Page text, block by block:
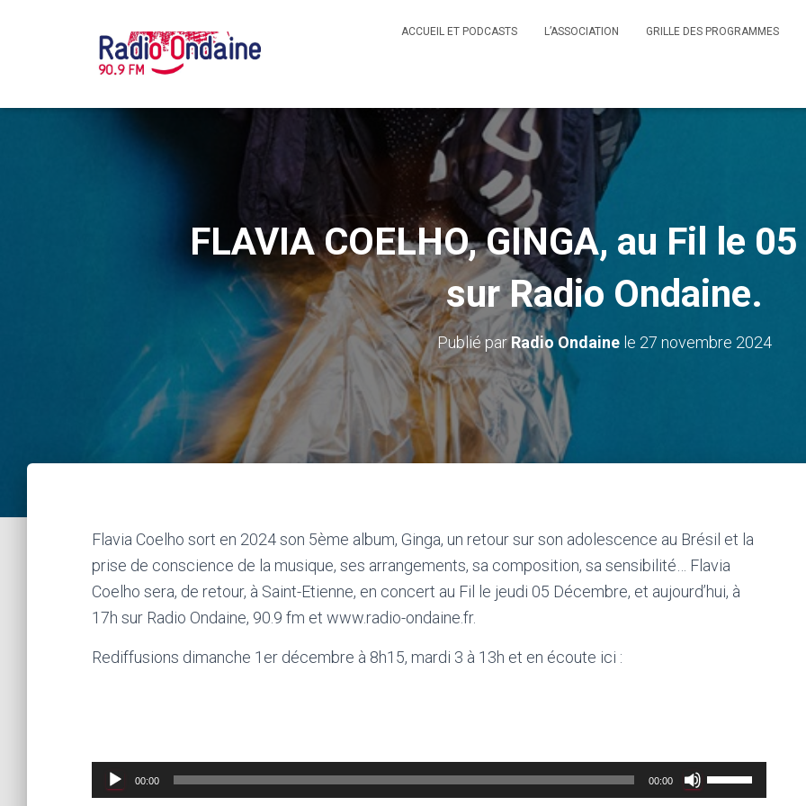
ACCUEIL ET PODCASTS L’ASSOCIATION GRILLE DES PROGRAMMES
FLAVIA COELHO, GINGA, au Fil le
sur Radio Ondaine.
Publié parRadio Ondaine le 27 novembre 2024
Flavia Coelho sort en 2024 son 5ème album, Ginga, un retour sur son adolescence au Brésil et la
prise de conscience de la musique, ses arrangements, sa composition, sa sensibilité… Flavia
Coelho sera, de retour, à Saint-Etienne, en concert au Fil le jeudi 05 Décembre, et aujourd’hui, à
17h sur Radio Ondaine, 90.9 fm et www.radio-ondaine.fr.
Rediffusions dimanche 1er décembre à 8h15, mardi 3 à 13h et en écoute ici :
Lecteur
audio
00:00 00:00
Utilisez
les